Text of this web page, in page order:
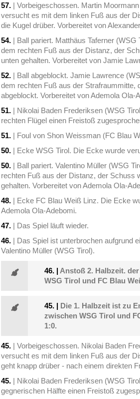
57. | Vorbeigeschossen. Martin
versucht es mit dem linken Fuß aus der
die Kugel drüber. Vorbereitet von
54. | Ball pariert. Matthäus Taferner
dem rechten Fuß aus der Distanz, der
unten gehalten. Vorbereitet von Jamie
52. | Ball abgeblockt. Jamie Lawrence
dem rechten Fuß aus der Strafraummitte,
abgeblockt. Vorbereitet von Ademola Ola-
51. | Nikolai Baden Frederiksen (WSG
rechten Flügel einen Freistoß
51. | Foul von Shon Weissman (FC Blau
50. | Ecke WSG Tirol. Die Ecke wurde
50. | Ball pariert. Valentino Müller (WSG
rechten Fuß aus der Distanz, der Schuss
gehalten. Vorbereitet von Ademola Ola-
48. | Ecke FC Blau Weiß Linz. Die Ecke
Ademola Ola-Adebomi.
47. | Das Spiel läuft wieder.
46. | Das Spiel ist unterbrochen aufgrund
Valentino Müller (WSG Tirol).
46. | Anstoß 2. Halbzeit.
WSG Tirol und FC Blau
45. | Die 1. Halbzeit ist zu
zwischen WSG Tirol und
1:0.
45. | Vorbeigeschossen. Nikolai Baden
versucht es mit dem linken Fuß aus der
geht knapp drüber - nach einem direkten
45. | Nikolai Baden Frederiksen (WSG
gegnerischen Hälfte einen Freistoß